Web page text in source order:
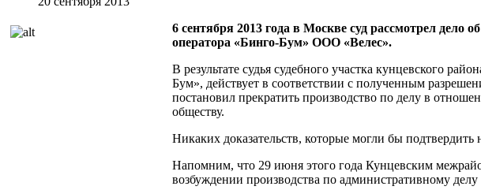
6 сентября 2013 года в Москве суд рассмотрел
оператора «Бинго-Бум» ООО «Велес».
В результате судья судебного участка кунцевского
Бум», действует в соответствии с полученным
постановил прекратить производство по делу в
обществу.
Никаких доказательств, которые могли бы
Напомним, что 29 июня этого года Кунцевским
возбуждении производства по административному